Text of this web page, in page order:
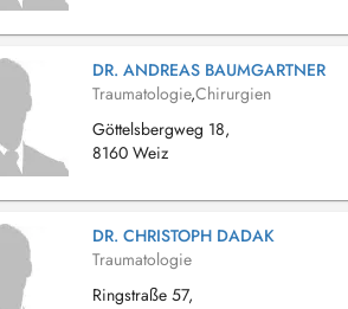
DR. ANDREAS BAUMGARTNER
Traumatologie,Chirurgien
Göttelsbergweg 18,
8160 Weiz
DR. CHRISTOPH DADAK
Traumatologie
Ringstraße 57,